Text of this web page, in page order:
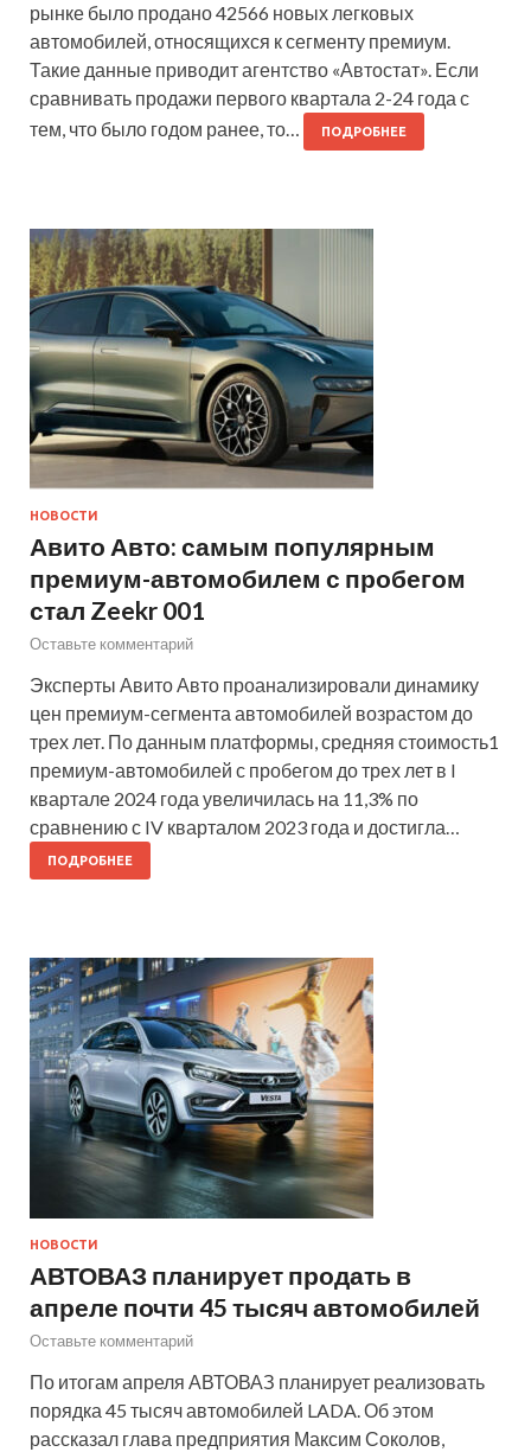
рынке было продано 42566 новых легковых
автомобилей, относящихся к сегменту премиум.
Такие данные приводит агентство «Автостат». Если
сравнивать продажи первого квартала 2-24 года с
тем, что было годом ранее, то…
ПОДРОБНЕЕ
НОВОСТИ
Авито Авто: самым популярным
премиум-автомобилем с пробегом
стал Zeekr 001
Оставьте комментарий
Эксперты Авито Авто проанализировали динамику
цен премиум-сегмента автомобилей возрастом до
трех лет. По данным платформы, средняя стоимость1
премиум-автомобилей с пробегом до трех лет в I
квартале 2024 года увеличилась на 11,3% по
сравнению с IV кварталом 2023 года и достигла…
ПОДРОБНЕЕ
НОВОСТИ
АВТОВАЗ планирует продать в
апреле почти 45 тысяч автомобилей
Оставьте комментарий
По итогам апреля АВТОВАЗ планирует реализовать
порядка 45 тысяч автомобилей LADA. Об этом
рассказал глава предприятия Максим Соколов,